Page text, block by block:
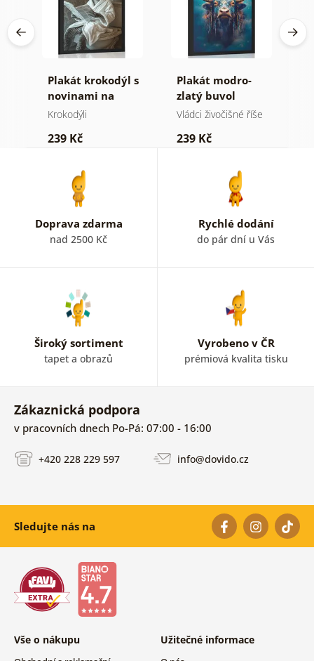
Plakát krokodýl s
novinami na
záchodě
Krokodýli
239 Kč
Plakát modro-
zlatý buvol
Vládci živočišné říše
239 Kč
Doprava zdarma
nad 2500 Kč
Rychlé dodání
do pár dní u Vás
Široký sortiment
tapet a obrazů
Vyrobeno v ČR
prémiová kvalita tisku
Zákaznická podpora
v pracovních dnech Po-Pá: 07:00 - 16:00
+420 228 229 597 info@dovido.cz
Sledujte nás na
Vše o nákupu Užitečné informace